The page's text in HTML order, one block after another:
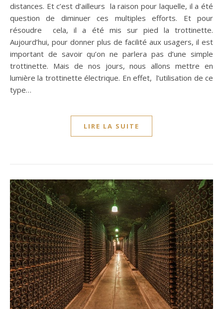
distances. Et c’est d’ailleurs la raison pour laquelle, il a été
question de diminuer ces multiples efforts. Et pour
résoudre cela, il a été mis sur pied la trottinette.
Aujourd’hui, pour donner plus de facilité aux usagers, il est
important de savoir qu’on ne parlera pas d’une simple
trottinette. Mais de nos jours, nous allons mettre en
lumière la trottinette électrique. En effet, l’utilisation de ce
type…
LIRE LA SUITE